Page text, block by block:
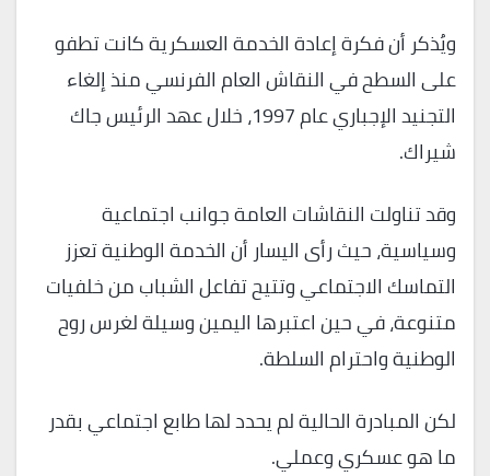
ويُذكر أن فكرة إعادة الخدمة العسكرية كانت تطفو
على السطح في النقاش العام الفرنسي منذ إلغاء
التجنيد الإجباري عام 1997، خلال عهد الرئيس جاك
شيراك.
وقد تناولت النقاشات العامة جوانب اجتماعية
وسياسية، حيث رأى اليسار أن الخدمة الوطنية تعزز
التماسك الاجتماعي وتتيح تفاعل الشباب من خلفيات
متنوعة، في حين اعتبرها اليمين وسيلة لغرس روح
الوطنية واحترام السلطة.
لكن المبادرة الحالية لم يحدد لها طابع اجتماعي بقدر
ما هو عسكري وعملي.